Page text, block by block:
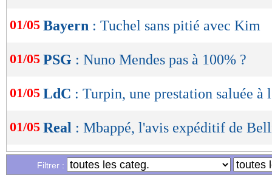
01/05 Bayern : Tuchel sans pitié avec Kim
01/05 PSG : Nuno Mendes pas à 100% ?
01/05 LdC : Turpin, une prestation saluée à
01/05 Real : Mbappé, l'avis expéditif de
01/05 PSG: plus qu'une équipe, Ramos
Filtrer :